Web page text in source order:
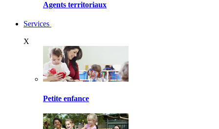
Agents territoriaux
Services
X
Petite enfance